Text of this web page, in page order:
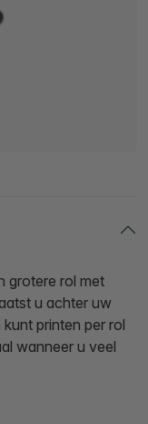
grotere rol met
u achter uw
printen per rol
wanneer u veel